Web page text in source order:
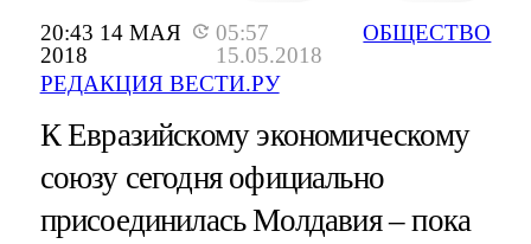
20:43 14 МАЯ
2018
05:57
15.05.2018
РЕДАКЦИЯ ВЕСТИ.РУ
ОБЩЕСТВО
К Евразийскому экономическому
союзу сегодня официально
присоединилась Молдавия – пока